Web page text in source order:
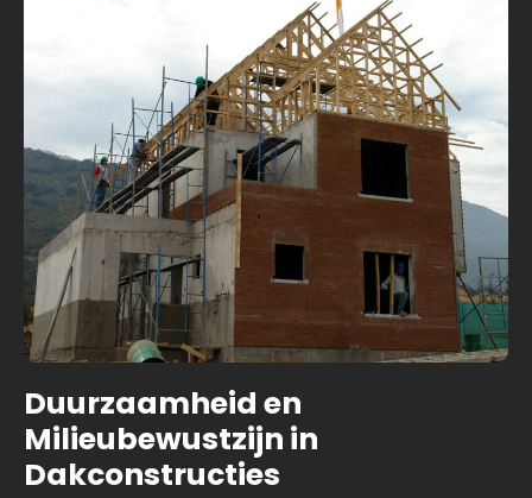
Duurzaamheid en
Milieubewustzijn in
Dakconstructies